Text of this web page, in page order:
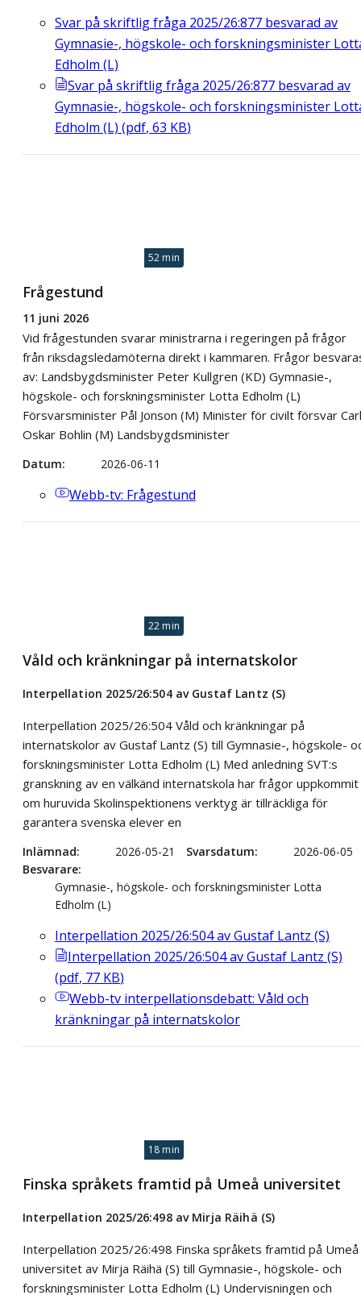
Svar på skriftlig fråga 2025/26:877 besvarad av
Gymnasie-, högskole- och forskningsminister
Edholm (L)
Svar på skriftlig fråga 2025/26:877 besvarad av
Gymnasie-, högskole- och forskningsminister
Edholm (L) (pdf, 63 KB)
52 min
Frågestund
11 juni 2026
Vid frågestunden svarar ministrarna i regeringen på frågor
från riksdagsledamöterna direkt i kammaren. Frågor
av: Landsbygdsminister Peter Kullgren (KD) Gymnasie-,
högskole- och forskningsminister Lotta Edholm (L)
Försvarsminister Pål Jonson (M) Minister för civilt försvar
Oskar Bohlin (M) Landsbygdsminister
Datum 2026-06-11
Webb-tv: Frågestund
22 min
Våld och kränkningar på internatskolor
Interpellation 2025/26:504 av Gustaf Lantz (S)
Interpellation 2025/26:504 Våld och kränkningar på
internatskolor av Gustaf Lantz (S) till Gymnasie-, högskole-
forskningsminister Lotta Edholm (L) Med anledning SVT:s
granskning av en välkänd internatskola har frågor uppkommit
om huruvida Skolinspektionens verktyg är tillräckliga för
garantera svenska elever en
Inlämnad 2026-05-21 Svarsdatum
2026-06-05
Besvarare
Gymnasie-, högskole- och forskningsminister Lotta
Edholm (L)
Interpellation 2025/26:504 av Gustaf Lantz (S)
Interpellation 2025/26:504 av Gustaf Lantz (S)
(pdf, 77 KB)
Webb-tv interpellationsdebatt: Våld och
kränkningar på internatskolor
18 min
Finska språkets framtid på Umeå universitet
Interpellation 2025/26:498 av Mirja Räihä (S)
Interpellation 2025/26:498 Finska språkets framtid på Umeå
universitet av Mirja Räihä (S) till Gymnasie-, högskole- och
forskningsminister Lotta Edholm (L) Undervisningen och